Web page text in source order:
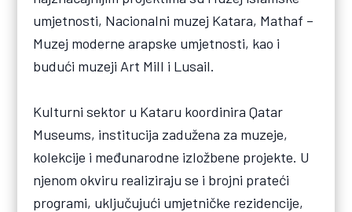
umjetnosti, Nacionalni muzej Katara, Mathaf –
Muzej moderne arapske umjetnosti, kao i
budući muzeji Art Mill i Lusail.
Kulturni sektor u Kataru koordinira Qatar
Museums, institucija zadužena za muzeje,
kolekcije i međunarodne izložbene projekte. U
njenom okviru realiziraju se i brojni prateći
programi, uključujući umjetničke rezidencije,